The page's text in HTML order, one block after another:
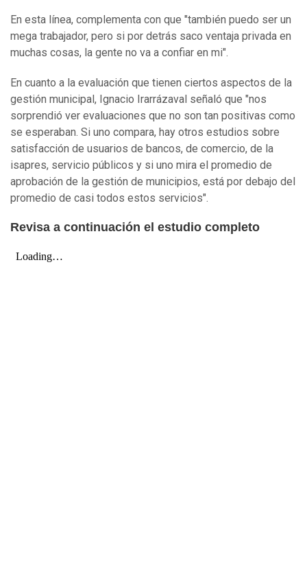
En esta línea, complementa con que "también puedo ser un
mega trabajador, pero si por detrás saco ventaja privada en
muchas cosas, la gente no va a confiar en mi".
En cuanto a la evaluación que tienen ciertos aspectos de la
gestión municipal, Ignacio Irarrázaval señaló que "nos
sorprendió ver evaluaciones que no son tan positivas como
se esperaban. Si uno compara, hay otros estudios sobre
satisfacción de usuarios de bancos, de comercio, de la
isapres, servicio públicos y si uno mira el promedio de
aprobación de la gestión de municipios, está por debajo del
promedio de casi todos estos servicios".
Revisa a continuación el estudio completo